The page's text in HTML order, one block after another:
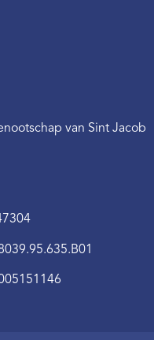
van Sint Jacob